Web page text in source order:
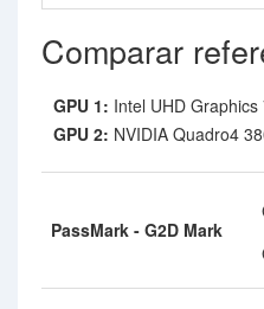
Comparar
GPU 1: Intel UHD Graphics
GPU 2: NVIDIA Quadro4
PassMark - G2D Mark